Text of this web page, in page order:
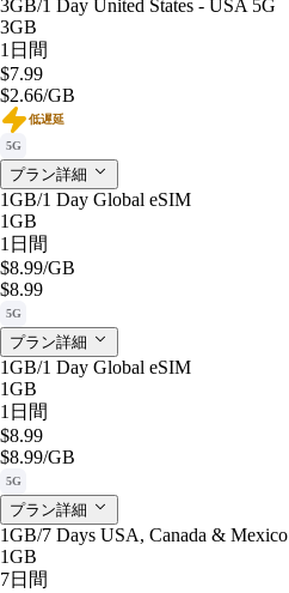
3GB/1 Day United States - USA 5G
3GB
1日間
$7.99
$2.66/GB
低遅延
5G
プラン詳細
1GB/1 Day Global eSIM
1GB
1日間
$8.99/GB
$8.99
5G
プラン詳細
1GB/1 Day Global eSIM
1GB
1日間
$8.99
$8.99/GB
5G
プラン詳細
1GB/7 Days USA, Canada & Mexico
1GB
7日間